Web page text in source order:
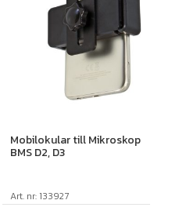
Mobilokular till Mikroskop
BMS D2, D3
Art. nr: 133927